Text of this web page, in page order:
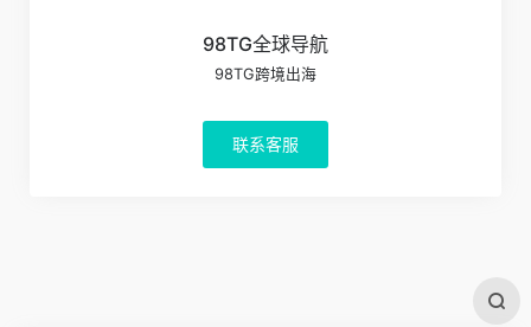
98TG全球导航
98TG跨境出海
联系客服